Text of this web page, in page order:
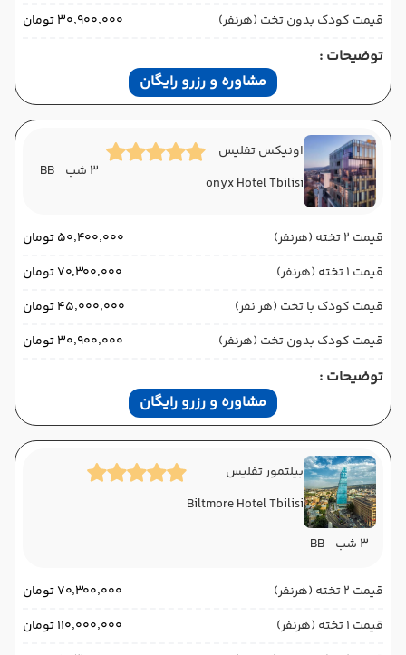
قیمت کودک بدون تخت (هرنفر)
۳۰٬۹۰۰٬۰۰۰ تومان
توضیحات :
مشاوره و رزرو رایگان
اونیکس تفلیس
onyx Hotel Tbilisi
3 شب BB
قیمت 2 تخته (هرنفر)
۵۰٬۴۰۰٬۰۰۰ تومان
قیمت 1 تخته (هرنفر)
۷۰٬۳۰۰٬۰۰۰ تومان
قیمت کودک با تخت (هر نفر)
۴۵٬۰۰۰٬۰۰۰ تومان
قیمت کودک بدون تخت (هرنفر)
۳۰٬۹۰۰٬۰۰۰ تومان
توضیحات :
مشاوره و رزرو رایگان
بیلتمور تفلیس
Biltmore Hotel Tbilisi
3 شب
BB
قیمت 2 تخته (هرنفر)
۷۰٬۳۰۰٬۰۰۰ تومان
قیمت 1 تخته (هرنفر)
۱۱۰٬۰۰۰٬۰۰۰ تومان